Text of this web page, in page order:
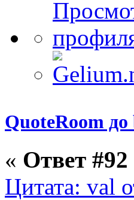
QuoteRoom
« Ответ #92
Цитата: val